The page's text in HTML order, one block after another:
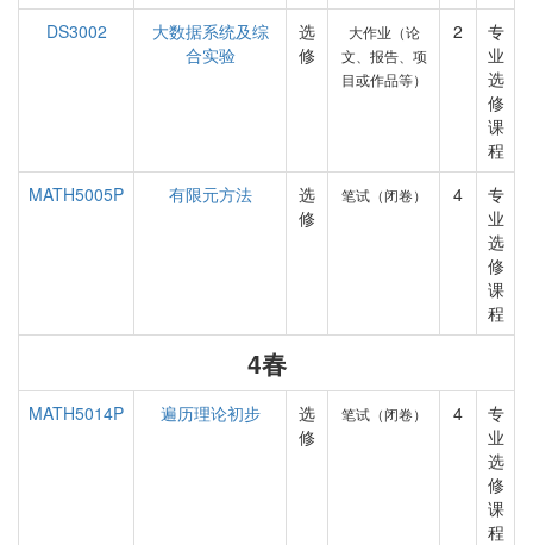
DS3002
大数据系统及综
合实验
选
修
大作业（论
文、报告、项
目或作品等）
2
专
业
选
修
课
程
MATH5005P
有限元方法
选
修
笔试（闭卷） 4
专
业
选
修
课
程
4春
MATH5014P 遍历理论初步
选
修
笔试（闭卷） 4
专
业
选
修
课
程